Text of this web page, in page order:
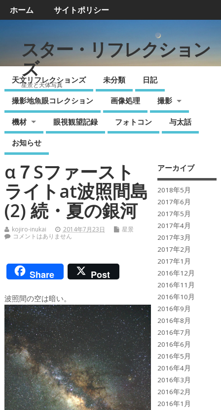
ホーム サイトポリシー
スター・リフレクション
ズ
星景と天体写真
天文リフレクションズ 未分類 日記
撮影地魚眼コレクション 画像処理 撮影
機材 眼視観望記録 フォトコン 与太話
お知らせ
α７Sファースト
ライトat波照間島
(2) 続・夏の銀河
kojiro-inukai 2014年7月23日
星景
コメントはありません
Share Post
波照間の空は暗い。
アーカイブ
2018年5月
2017年6月
2017年5月
2017年4月
2017年3月
2017年2月
2017年1月
2016年12月
2016年11月
2016年10月
2016年9月
2016年8月
2016年7月
2016年6月
2016年5月
2016年4月
2016年3月
2016年2月
2016年1月